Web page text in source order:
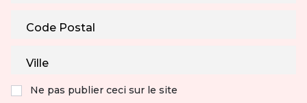
Code Postal
Ville
Ne pas publier ceci sur le site